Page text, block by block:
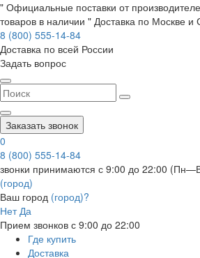
" Официальные поставки от
товаров в наличии " Доставка по Москве и
8 (800) 555-14-84
Доставка по всей России
Задать вопрос
Заказать звонок
0
8 (800) 555-14-84
звонки принимаются с 9:00 до 22:00
(город)
Ваш город (город)?
Нет Да
Прием звонков с 9:00 до 22:00
Где купить
Доставка